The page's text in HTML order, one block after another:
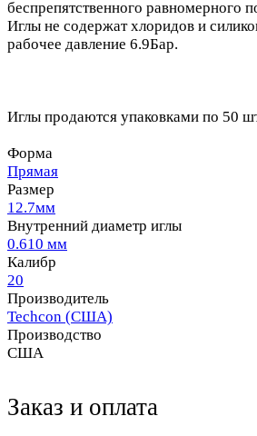
беспрепятственного равномерного
Иглы не содержат хлоридов и
рабочее давление 6.9Бар.
Иглы продаются упаковками по 50
Форма
Прямая
Размер
12.7мм
Внутренний диаметр иглы
0.610 мм
Калибр
20
Производитель
Techcon (США)
Производство
США
Заказ и оплата